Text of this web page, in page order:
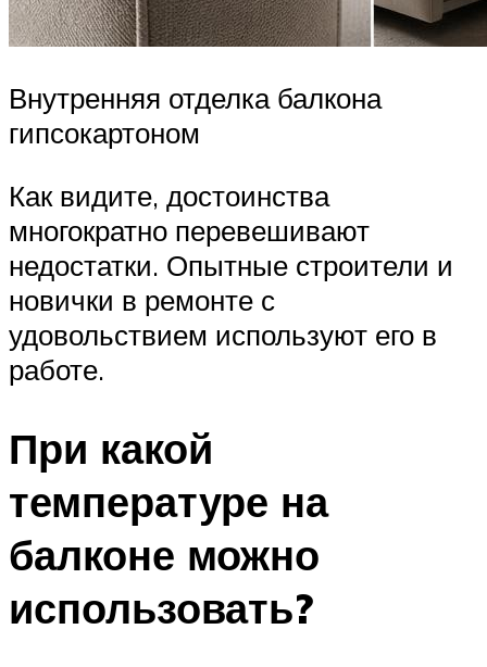
Внутренняя отделка балкона
гипсокартоном
Как видите, достоинства
многократно перевешивают
недостатки. Опытные строители и
новички в ремонте с
удовольствием используют его в
работе.
При какой
температуре на
балконе можно
использовать?